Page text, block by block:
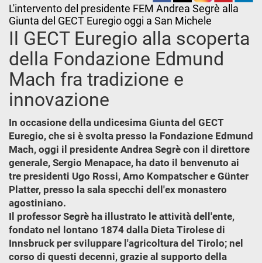
L'intervento del presidente FEM Andrea Segrè alla
Giunta del GECT Euregio oggi a San Michele
Il GECT Euregio alla scoperta
della Fondazione Edmund
Mach fra tradizione e
innovazione
In occasione della undicesima Giunta del GECT
Euregio, che si è svolta presso la Fondazione Edmund
Mach, oggi il presidente Andrea Segrè con il direttore
generale, Sergio Menapace, ha dato il benvenuto ai
tre presidenti Ugo Rossi, Arno Kompatscher e Günter
Platter, presso la sala specchi dell'ex monastero
agostiniano.
Il professor Segrè ha illustrato le attività dell'ente,
fondato nel lontano 1874 dalla Dieta Tirolese di
Innsbruck per sviluppare l'agricoltura del Tirolo; nel
corso di questi decenni, grazie al supporto della